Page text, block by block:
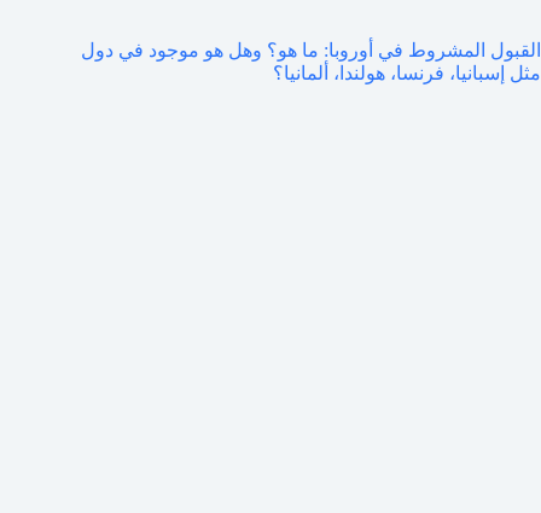
القبول المشروط في أوروبا: ما هو؟ وهل هو موجود في دول
مثل إسبانيا، فرنسا، هولندا، ألمانيا؟